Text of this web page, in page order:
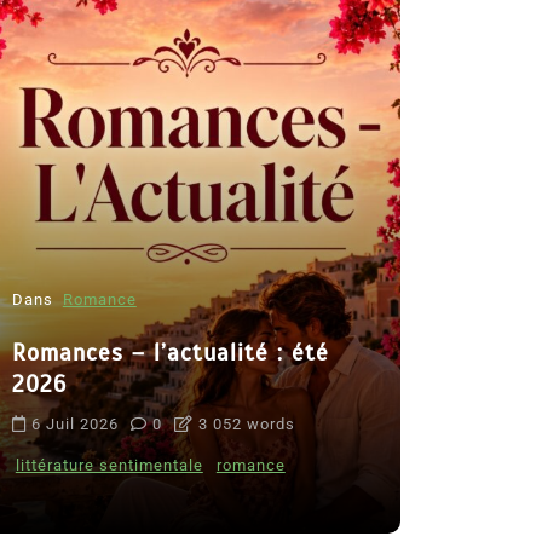
Dans Romance
Romances – l’actualité : été
2026
6 Juil 2026 0 3 052 words
littérature sentimentale romance